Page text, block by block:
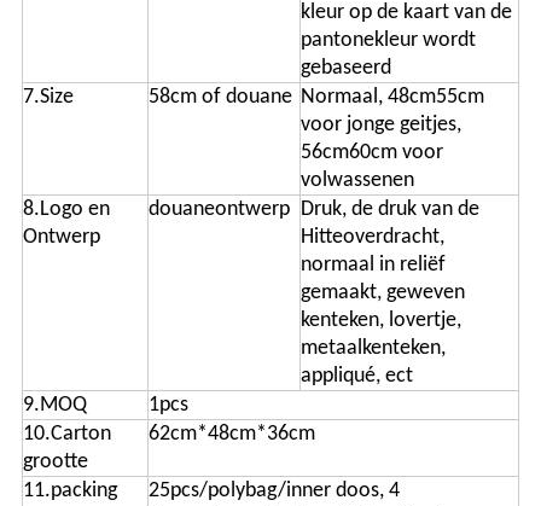
kleur op de kaart van de
pantonekleur wordt
gebaseerd
7.Size
58cm of douane Normaal, 48cm55cm
voor jonge geitjes,
56cm60cm voor
volwassenen
8.Logo en
Ontwerp
douaneontwerp Druk, de druk van de
Hitteoverdracht,
normaal in reliëf
gemaakt, geweven
kenteken, lovertje,
metaalkenteken,
appliqué, ect
9.MOQ
1pcs
10.Carton
grootte
62cm*48cm*36cm
11.packing
25pcs/polybag/inner doos, 4